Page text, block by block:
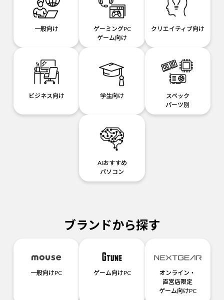
一般向け
ゲーミングPC
ゲーム向け
クリエイティブ向け
ビジネス向け 学生向け
スペック
パーツ別
AIおすすめ
パソコン
ブランドから探す
一般向けPC ゲーム向けPC
オンライン・
直営店限定
ゲーム向けPC